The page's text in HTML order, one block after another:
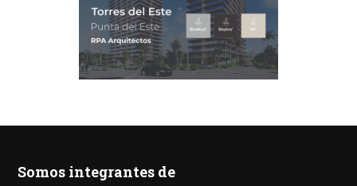
Somos integrantes de